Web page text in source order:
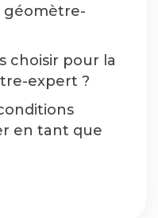
géomètre-
choisir pour la
expert ?
en tant que